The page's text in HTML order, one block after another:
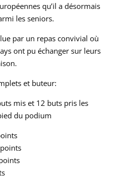
qu’il a désormais
les seniors.
par un repas convivial où
ont pu échanger sur leurs
et buteur:
mis et 12 buts pris les
du podium